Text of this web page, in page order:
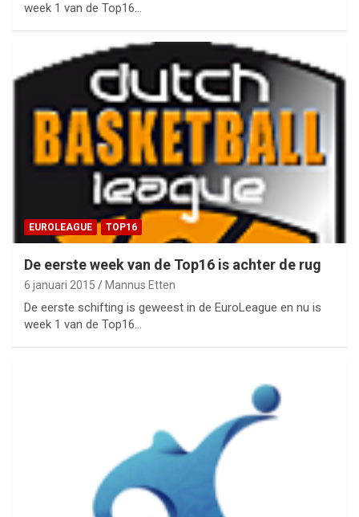
week 1 van de Top16…
EUROLEAGUE TOP16
De eerste week van de Top16 is achter de rug
6 januari 2015 Mannus Etten
De eerste schifting is geweest in de EuroLeague en nu is
week 1 van de Top16…